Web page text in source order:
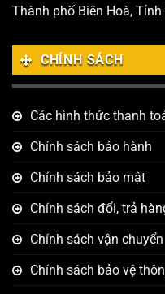
Thành phố Biên Hoà,
CHÍNH SÁCH
Các hình thức thanh
Chính sách bảo hành
Chính sách bảo mật
Chính sách đổi, trả
Chính sách vận chuyển
Chính sách bảo vệ